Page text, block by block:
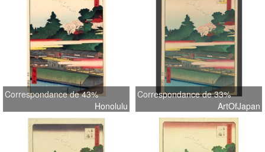
Correspondance de 43%
Honolulu
Correspondance de 33%
ArtOfJapan